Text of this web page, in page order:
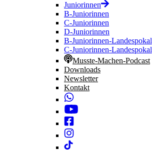
Juniorinnen
B-Juniorinnen
C-Juniorinnen
D-Juniorinnen
B-Juniorinnen-Landespokal
C-Juniorinnen-Landespokal
Musste-Machen-Podcast
Downloads
Newsletter
Kontakt